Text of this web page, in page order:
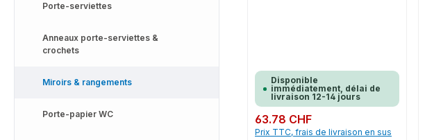
Porte-serviettes
Anneaux porte-serviettes &
crochets
Miroirs & rangements
Porte-papier WC
Disponible
immédiatement, délai de
livraison 12-14 jours
Prix régulier :
63.78 CHF
Prix TTC, frais de livraison en sus